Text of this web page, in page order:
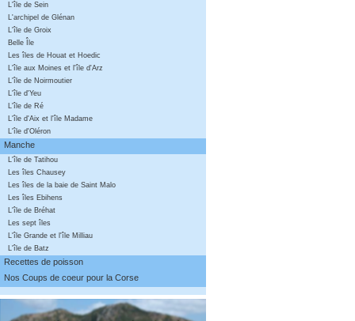
L'île de Sein
L'archipel de Glénan
L'île de Groix
Belle Île
Les îles de Houat et Hoedic
L'île aux Moines et l'île d'Arz
L'île de Noirmoutier
L'île d'Yeu
L'île de Ré
L'île d'Aix et l'île Madame
L'île d'Oléron
Manche
L'île de Tatihou
Les îles Chausey
Les îles de la baie de Saint Malo
Les îles Ebihens
L'île de Bréhat
Les sept îles
L'île Grande et l'île Milliau
L'île de Batz
Recettes de poisson
Nos Coups de coeur pour la Corse